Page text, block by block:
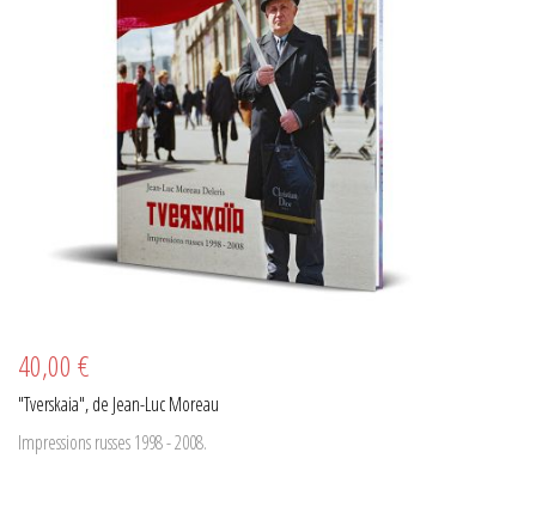
40,00 €
"Tverskaia", de Jean-Luc Moreau
Impressions russes 1998 - 2008.